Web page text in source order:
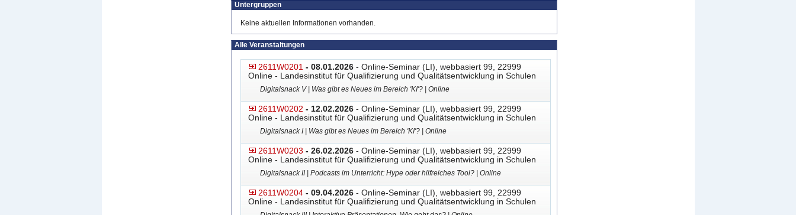
Untergruppen
Keine aktuellen Informationen vorhanden.
Alle Veranstaltungen
2611W0201 - 08.01.2026- Online-Seminar (LI), webbasiert 99, 22999
Online - Landesinstitut für Qualifizierung und Qualitätsentwicklung in Schulen
Digitalsnack V | Was gibt es Neues im Bereich 'KI'? | Online
2611W0202 - 12.02.2026- Online-Seminar (LI), webbasiert 99, 22999
Online - Landesinstitut für Qualifizierung und Qualitätsentwicklung in Schulen
Digitalsnack I | Was gibt es Neues im Bereich 'KI'? | Online
2611W0203 - 26.02.2026- Online-Seminar (LI), webbasiert 99, 22999
Online - Landesinstitut für Qualifizierung und Qualitätsentwicklung in Schulen
Digitalsnack II | Podcasts im Unterricht: Hype oder hilfreiches Tool? | Online
2611W0204 - 09.04.2026- Online-Seminar (LI), webbasiert 99, 22999
Online - Landesinstitut für Qualifizierung und Qualitätsentwicklung in Schulen